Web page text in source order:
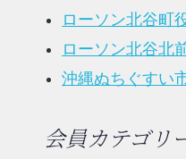
ローソン北谷町
ローソン北谷北
沖縄ぬちぐすい
会員カテゴリ